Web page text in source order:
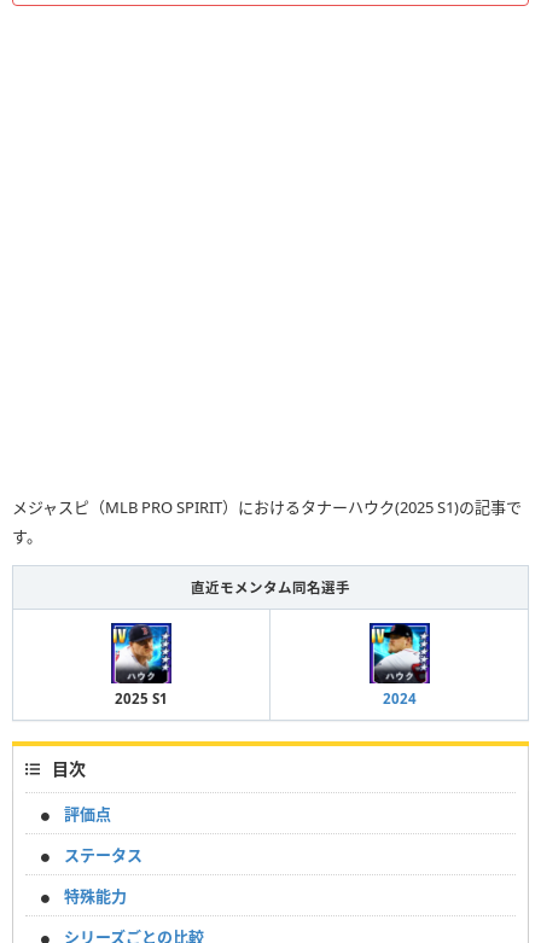
メジャスピ（MLB PRO SPIRIT）におけるタナーハウク(2025 S1)の記事で
す。
直近モメンタム同名選手
2025 S1 2024
目次
評価点
ステータス
特殊能力
シリーズごとの比較